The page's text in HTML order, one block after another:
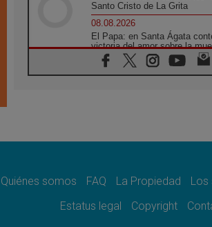
Santo Cristo de La Grita
08.08.2026
El Papa: en Santa Ágata
victoria del amor sobre la
08.08.2026
León XIV visitará el
07.08.2026
07.08.2026
el compromiso del cristiano"
Quiénes somos FAQ La Propiedad Los
Estatus legal
Copyright